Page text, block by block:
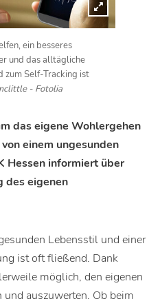
ein besseres
und das alltägliche
zum Self-Tracking ist
- Fotolia
das eigene Wohlergehen
einem ungesunden
Hessen informiert über
des eigenen
Lebensstil und einer
ist oft fließend. Dank
möglich, den eigenen
und auszuwerten. Ob beim